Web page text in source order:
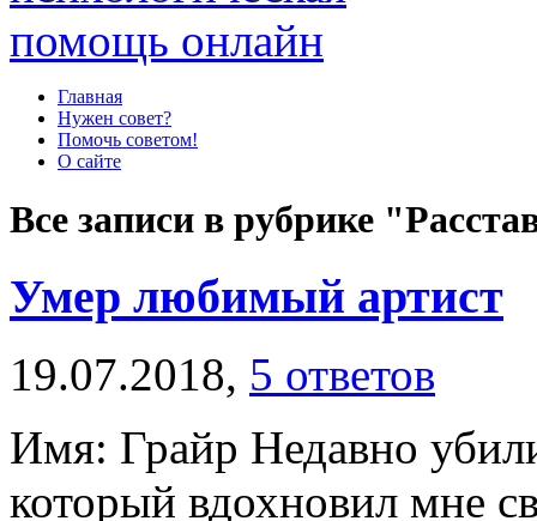
Главная
Нужен совет?
Помочь советом!
О сайте
Все записи в рубрике
Умер любимый артист
19.07.2018, 5 ответов
Имя: Грайр Недавно
который вдохновил мне